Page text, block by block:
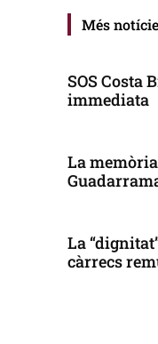
Més
SOS Costa
immediata
La
La
càrrecs